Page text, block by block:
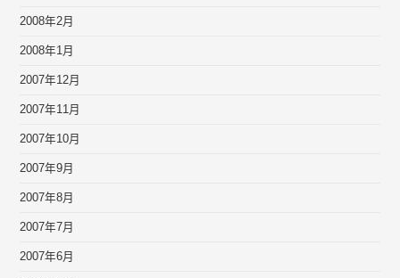
2008年2月
2008年1月
2007年12月
2007年11月
2007年10月
2007年9月
2007年8月
2007年7月
2007年6月